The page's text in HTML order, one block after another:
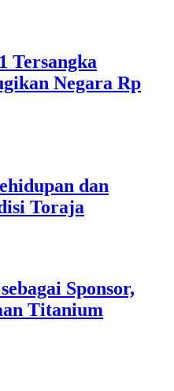
Tersangka
Negara Rp
dan
Toraja
Sponsor,
Titanium